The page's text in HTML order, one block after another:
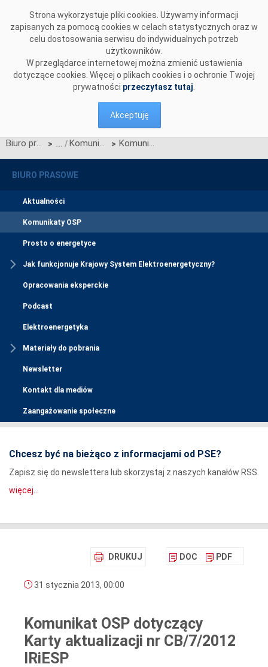
Strona wykorzystuje pliki cookies. Używamy informacji
zapisanych za pomocą cookies w celach statystycznych oraz w
celu dostosowania serwisu do indywidualnych potrzeb
użytkowników.
W przeglądarce internetowej można zmienić ustawienia
dotyczące cookies. Więcej o plikach cookies i o ochronie Twojej
prywatności przeczytasz tutaj
Akceptuję
Biuro prasowe > Komunikaty OSP > Komunikat OSP dotyczący Karty aktualizacji nr&nbsp;CB/7/2012 IRiESP
BIURO PRASOWE
Aktualności
Komunikaty OSP
Prosto o energetyce
Jak funkcjonuje Krajowy System Elektroenergetyczny?
Opracowania eksperckie
Podcast
Elektroenergetyka
Materiały do pobrania
Newsletter
Kontakt dla mediów
Zaangażowanie społeczne
Chcesz być na bieżąco z informacjami od PSE?
Zapisz się do newslettera lub skorzystaj z naszych kanałów RSS.
więcej...
DRUKUJ DOC PDF
31 stycznia 2013, 00:00
Komunikat OSP dotyczący
Karty aktualizacji nr CB/7/2012
IRiESP